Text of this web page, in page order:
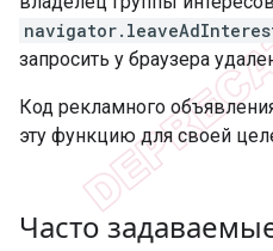
запросить у браузера
Код рекламного
эту функцию для своей
Часто